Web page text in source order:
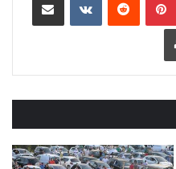
طباعة